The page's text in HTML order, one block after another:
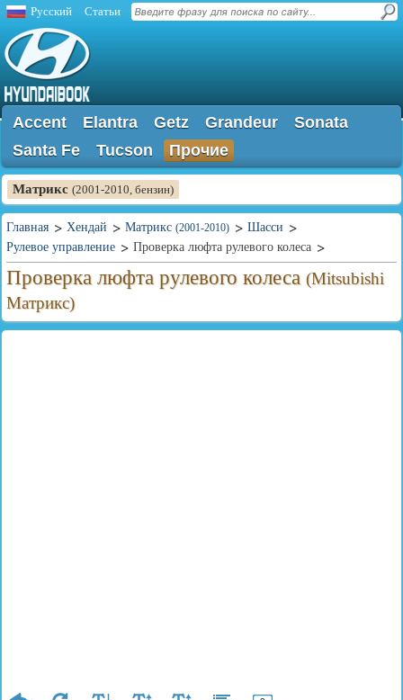
Русский Статьи
Accent Elantra Getz Grandeur
Sonata
Santa Fe
Tucson Прочие
Матрикс (2001-2010, бензин)
Главная Хендай Матрикс (2001-2010)
Шасси
Рулевое управление
Проверка люфта рулевого колеса
Проверка люфта рулевого колеса (Mitsubishi
Матрикс)